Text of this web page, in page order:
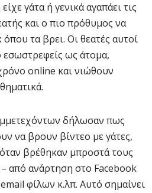
γάτα ή γενικά αγαπάει τις
και ο πιο πρόθυμος να
όπου τα βρει. Οι θεατές αυτοί
εσωστρεφείς ως άτομα,
online και νιώθουν
δήλωσαν πως
να βρουν βίντεο με γάτες,
βρέθηκαν μπροστά τους
από ανάρτηση στο Facebook
φίλων κ.λπ. Αυτό σημαίνει